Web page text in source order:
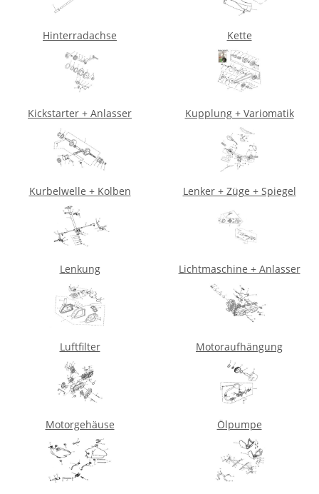
Hinterradachse Kette
Kickstarter + Anlasser Kupplung + Variomatik
Kurbelwelle + Kolben Lenker + Züge + Spiegel
Lenkung Lichtmaschine + Anlasser
Luftfilter Motoraufhängung
Motorgehäuse Ölpumpe